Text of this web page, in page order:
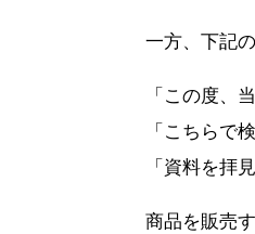
一方、下記
「この度、
「こちらで
「資料を拝
商品を販売